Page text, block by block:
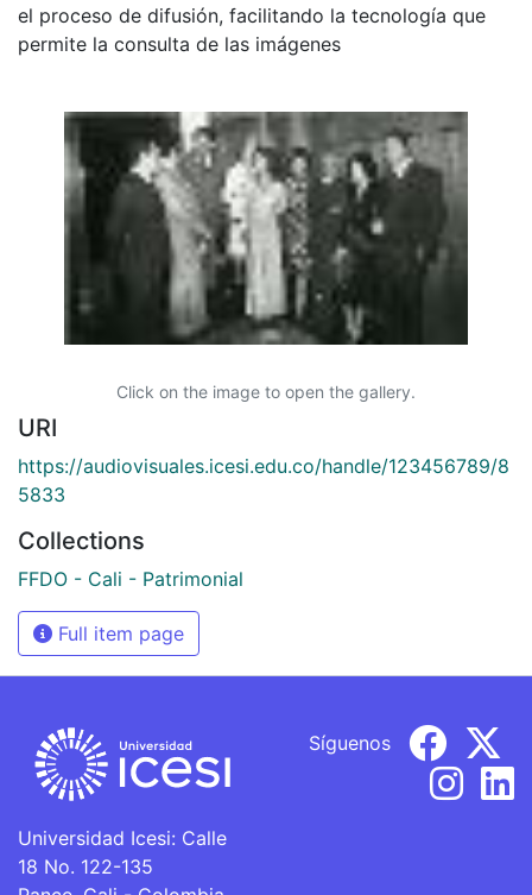
el proceso de difusión, facilitando la tecnología que
permite la consulta de las imágenes
Click on the image to open the gallery.
URI
https://audiovisuales.icesi.edu.co/handle/123456789/8
5833
Collections
FFDO - Cali - Patrimonial
Full item page
Universidad Icesi: Calle
18 No. 122-135
Síguenos